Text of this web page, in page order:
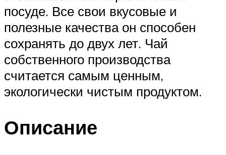
посуде. Все свои вкусовые и
полезные качества он способен
сохранять до двух лет. Чай
собственного производства
считается самым ценным,
экологически чистым продуктом.
Описание